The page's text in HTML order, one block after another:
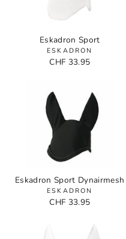
Eskadron Sport
ESKADRON
CHF 33.95
Eskadron Sport Dynairmesh
ESKADRON
CHF 33.95